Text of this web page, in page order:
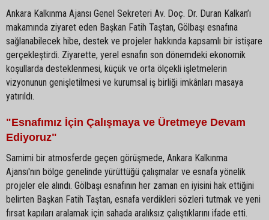
Ankara Kalkınma Ajansı Genel Sekreteri Av. Doç. Dr. Duran Kalkan’ı
makamında ziyaret eden Başkan Fatih Taştan, Gölbaşı esnafına
sağlanabilecek hibe, destek ve projeler hakkında kapsamlı bir istişare
gerçekleştirdi. Ziyarette, yerel esnafın son dönemdeki ekonomik
koşullarda desteklenmesi, küçük ve orta ölçekli işletmelerin
vizyonunun genişletilmesi ve kurumsal iş birliği imkânları masaya
yatırıldı.
"Esnafımız İçin Çalışmaya ve Üretmeye Devam
Ediyoruz"
Samimi bir atmosferde geçen görüşmede, Ankara Kalkınma
Ajansı'nın bölge genelinde yürüttüğü çalışmalar ve esnafa yönelik
projeler ele alındı. Gölbaşı esnafının her zaman en iyisini hak ettiğini
belirten Başkan Fatih Taştan, esnafa verdikleri sözleri tutmak ve yeni
fırsat kapıları aralamak için sahada aralıksız çalıştıklarını ifade etti.